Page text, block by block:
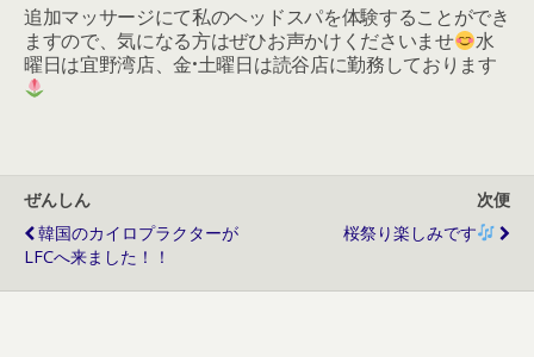
追加マッサージにて私のヘッドスパを体験することができ
ますので、気になる方はぜひお声かけくださいませ
水
曜日は宜野湾店、金•土曜日は読谷店に勤務しております
ぜんしん
韓国のカイロプラクターが
LFCへ来ました！！
次便
桜祭り楽しみです